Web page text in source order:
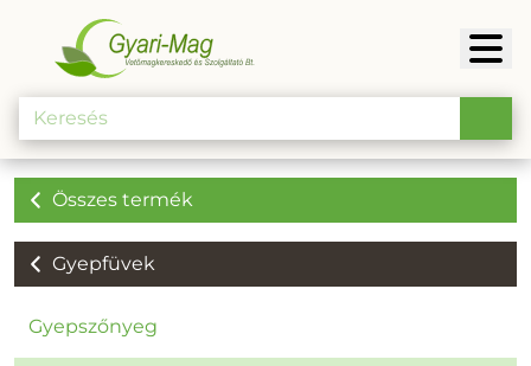
Összes termék
Gyepfüvek
Gyepszőnyeg